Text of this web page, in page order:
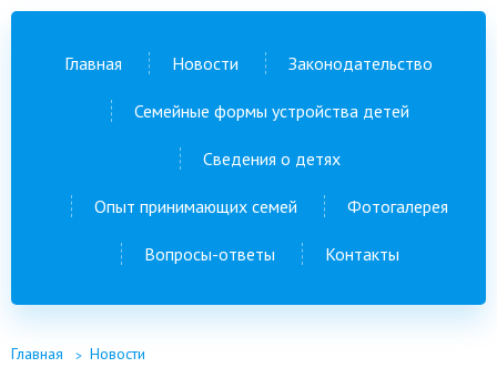
Главная Новости Законодательство
Семейные формы устройства детей
Сведения о детях
Опыт принимающих семей Фотогалерея
Вопросы-ответы Контакты
Главная Новости